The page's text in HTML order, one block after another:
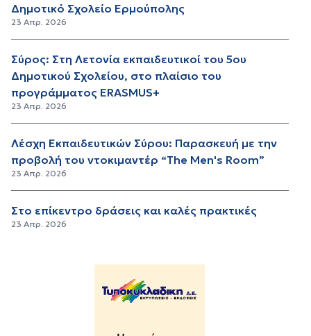
Δημοτικό Σχολείο Ερμούπολης
23 Απρ. 2026
Σύρος: Στη Λετονία εκπαιδευτικοί του 5ου
Δημοτικού Σχολείου, στο πλαίσιο του
προγράμματος ERASMUS+
23 Απρ. 2026
Λέσχη Εκπαιδευτικών Σύρου: Παρασκευή με την
προβολή του ντοκιμαντέρ “The Men's Room”
23 Απρ. 2026
Στο επίκεντρο δράσεις και καλές πρακτικές
23 Απρ. 2026